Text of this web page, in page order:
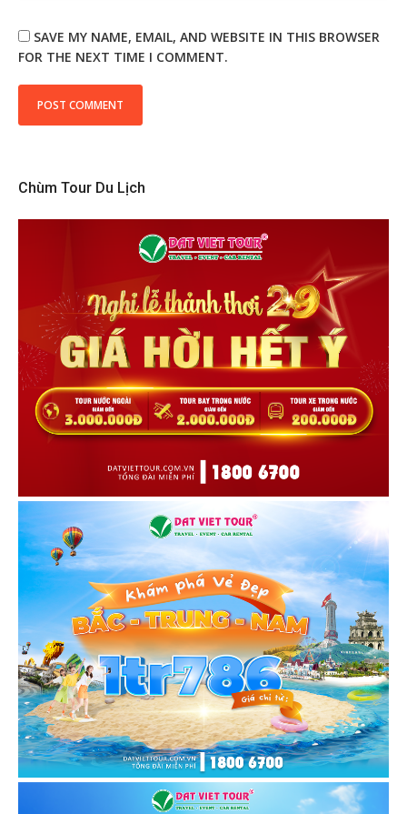
SAVE MY NAME, EMAIL, AND WEBSITE IN THIS BROWSER
FOR THE NEXT TIME I COMMENT.
Chùm Tour Du Lịch